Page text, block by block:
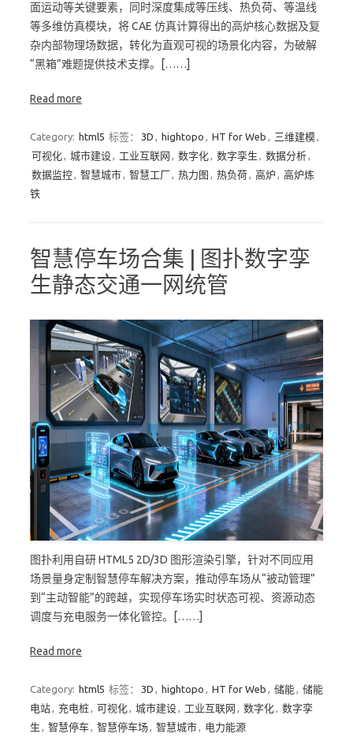
面运动等关键要素，同时深度集成等压线、热负荷、等温线
等多维仿真模块，将 CAE 仿真计算得出的高炉核心数据及复
杂内部物理场数据，转化为直观可视的场景化内容，为破解
“黑箱”难题提供技术支撑。[……]
Read more
Category: html5 标签： 3D , hightopo , HT for Web , 三维建模,
可视化, 城市建设, 工业互联网 , 数字化, 数字孪生 , 数据分析,
数据监控, 智慧城市, 智慧工厂, 热力图 , 热负荷, 高炉 , 高炉炼
铁
智慧停车场合集 | 图扑数字孪
生静态交通一网统管
图扑利用自研 HTML5 2D/3D 图形渲染引擎，针对不同应用
场景量身定制智慧停车解决方案，推动停车场从“被动管理”
到“主动智能”的跨越，实现停车场实时状态可视、资源动态
调度与充电服务一体化管控。[……]
Read more
Category: html5 标签： 3D , hightopo , HT for Web , 储能, 储能
电站, 充电桩, 可视化, 城市建设, 工业互联网 , 数字化, 数字孪
生 , 智慧停车, 智慧停车场, 智慧城市, 电力能源